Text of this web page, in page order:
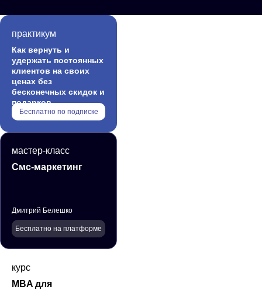
практикум
Как вернуть и
удержать постоянных
клиентов на своих
ценах без
бесконечных скидок и
подарков
Бесплатно по подписке
мастер-класс
Смс-маркетинг
Бесплатно на платформе
Дмитрий Белешко
курс
MBA для